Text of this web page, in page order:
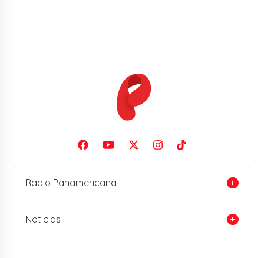
Radio Panamericana
Noticias